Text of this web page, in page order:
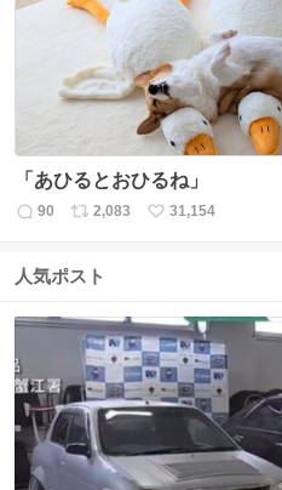
数
「あひるとおひるね」
返
数
90
リ
ス
数
2,083
い
31,154
人気ポスト